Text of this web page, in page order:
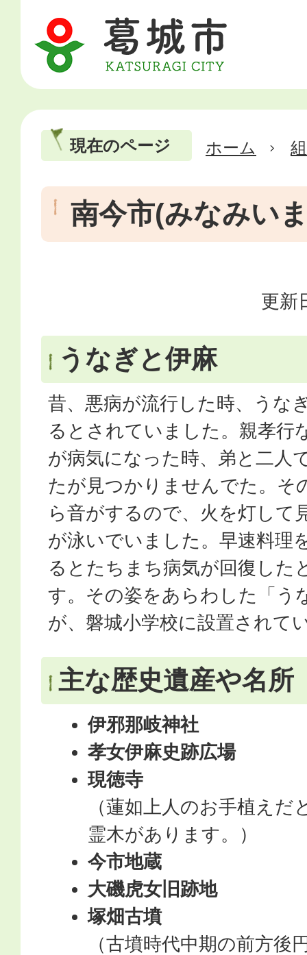
現在のページ ホーム
南今市(みなみい
更新
うなぎと伊麻
昔、悪病が流行した時、うな
るとされていました。親孝行
が病気になった時、弟と二人
たが見つかりませんでた。そ
ら音がするので、火を灯して
が泳いでいました。早速料理
るとたちまち病気が回復した
す。その姿をあらわした「う
が、磐城小学校に設置されて
主な歴史遺産や名所
伊邪那岐神社
孝女伊麻史跡広場
現徳寺
（蓮如上人のお手植え
霊木があります。）
今市地蔵
大磯虎女旧跡地
塚畑古墳
（古墳時代中期の前方後